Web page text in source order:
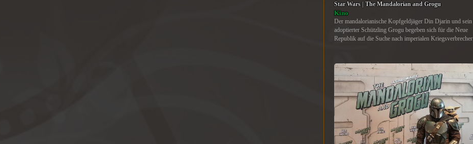
Star Wars | The Mandalorian and Grogu
Kino
Der mandalorianische Kopfgeldjäger Din Djarin und sein
adoptierter Schützling Grogu begeben sich für die Neue
Republik auf die Suche nach imperialen